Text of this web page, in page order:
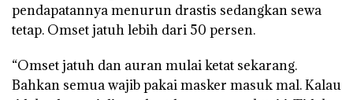
pendapatannya menurun drastis sedangkan sewa
tetap. Omset jatuh lebih dari 50 persen.
“Omset jatuh dan auran mulai ketat sekarang.
Bahkan semua wajib pakai masker masuk mal. Kalau